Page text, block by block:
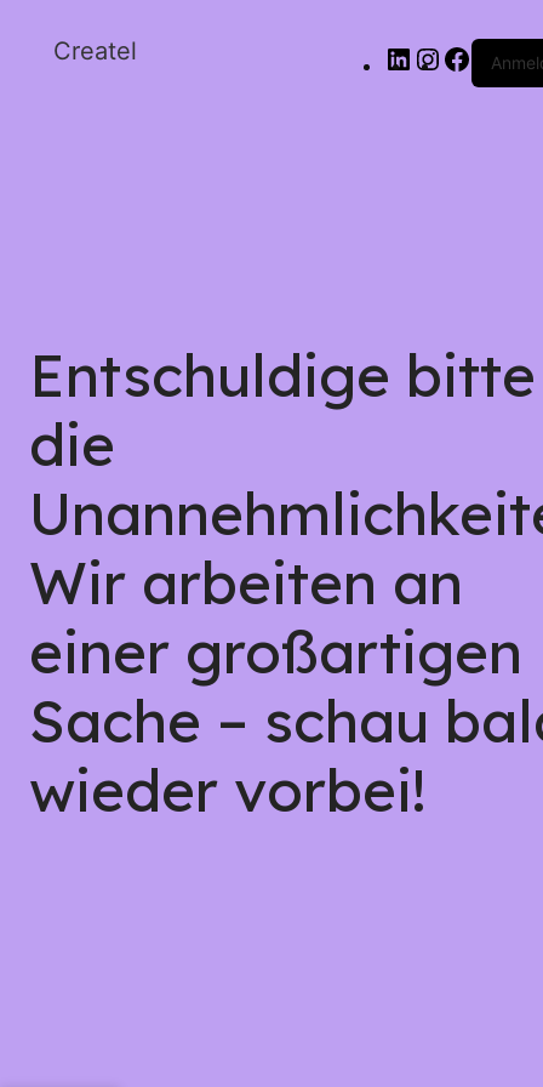
Createl
Entschuldige bitte
die
Wir arbeiten an
einer großartigen
Sache – schau
wieder vorbei!